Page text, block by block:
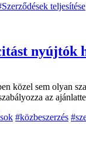
teljesítése
nyújtók
közel sem olyan
az
#közbeszerzés